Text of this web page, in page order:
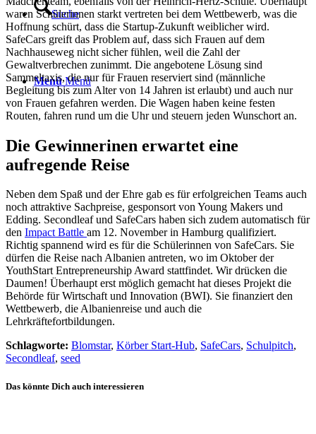
Suche
Menü Menü
waren Schülerinnen starkt vertreten bei dem Wettbewerb, was die
Hoffnung schürt, dass die Startup-Zukunft weiblicher wird.
SafeCars greift das Problem auf, dass sich Frauen auf dem
Nachhauseweg nicht sicher fühlen, weil die Zahl der
Gewaltverbrechen zunimmt. Die angebotene Lösung sind
Sammeltaxis, die nur für Frauen reserviert sind (männliche
Begleitung bis zum Alter von 14 Jahren ist erlaubt) und auch nur
von Frauen gefahren werden. Die Wagen haben keine festen
Routen, fahren rund um die Uhr und steuern jeden Wunschort an.
Die Gewinnerinen erwartet eine
aufregende Reise
Neben dem Spaß und der Ehre gab es für erfolgreichen Teams auch
noch attraktive Sachpreise, gesponsort von Young Makers und
Edding. Secondleaf und SafeCars haben sich zudem automatisch für
den Impact Battle am 12. November in Hamburg qualifiziert.
Richtig spannend wird es für die Schülerinnen von SafeCars. Sie
dürfen die Reise nach Albanien antreten, wo im Oktober der
YouthStart Entrepreneurship Award stattfindet. Wir drücken die
Daumen! Überhaupt erst möglich gemacht hat dieses Projekt die
Behörde für Wirtschaft und Innovation (BWI). Sie finanziert den
Wettbewerb, die Albanienreise und auch die
Lehrkräftefortbildungen.
Schlagworte: Blomstar, Körber Start-Hub, SafeCars, Schulpitch,
Secondleaf, seed
Das könnte Dich auch interessieren